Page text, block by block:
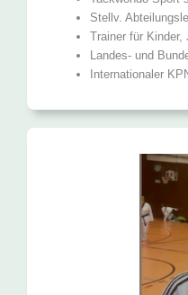
Stellv.
Trainer für Kinder,
Landes- und
Internationaler